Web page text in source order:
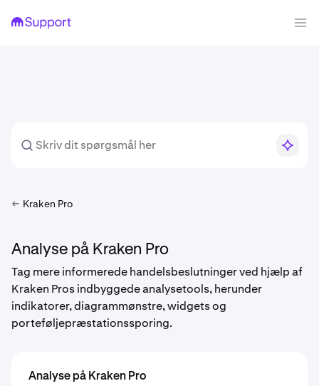
Kraken Pro
Analyse på Kraken Pro
Tag mere informerede handelsbeslutninger ved hjælp af
Kraken Pros indbyggede analysetools, herunder
indikatorer, diagrammønstre, widgets og
porteføljepræstationssporing.
Analyse på Kraken Pro